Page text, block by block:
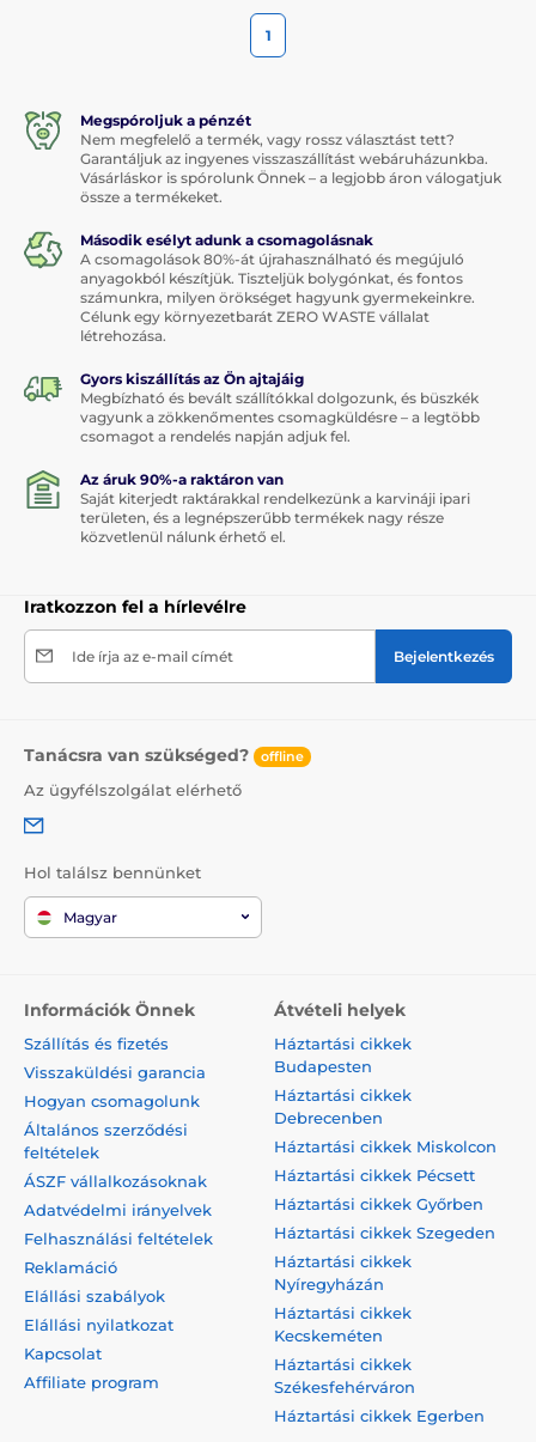
1
Megspóroljuk a pénzét
Nem megfelelő a termék, vagy rossz választást tett?
Garantáljuk az ingyenes visszaszállítást webáruházunkba.
Vásárláskor is spórolunk Önnek – a legjobb áron válogatjuk
össze a termékeket.
Második esélyt adunk a csomagolásnak
A csomagolások 80%-át újrahasználható és megújuló
anyagokból készítjük. Tiszteljük bolygónkat, és fontos
számunkra, milyen örökséget hagyunk gyermekeinkre.
Célunk egy környezetbarát ZERO WASTE vállalat
létrehozása.
Gyors kiszállítás az Ön ajtajáig
Megbízható és bevált szállítókkal dolgozunk, és büszkék
vagyunk a zökkenőmentes csomagküldésre – a legtöbb
csomagot a rendelés napján adjuk fel.
Az áruk 90%-a raktáron van
Saját kiterjedt raktárakkal rendelkezünk a karvináji ipari
területen, és a legnépszerűbb termékek nagy része
közvetlenül nálunk érhető el.
Iratkozzon fel a hírlevélre
Ide írja az e-mail címét Bejelentkezés
Tanácsra van szükséged? offline
Az ügyfélszolgálat elérhető
Hol találsz bennünket
Magyar
Információk Önnek
Szállítás és fizetés
Visszaküldési garancia
Hogyan csomagolunk
Általános szerződési
feltételek
ÁSZF vállalkozásoknak
Adatvédelmi irányelvek
Felhasználási feltételek
Reklamáció
Elállási szabályok
Elállási nyilatkozat
Kapcsolat
Affiliate program
Átvételi helyek
Háztartási cikkek
Budapesten
Háztartási cikkek
Debrecenben
Háztartási cikkek Miskolcon
Háztartási cikkek Pécsett
Háztartási cikkek Győrben
Háztartási cikkek Szegeden
Háztartási cikkek
Nyíregyházán
Háztartási cikkek
Kecskeméten
Háztartási cikkek
Székesfehérváron
Háztartási cikkek Egerben